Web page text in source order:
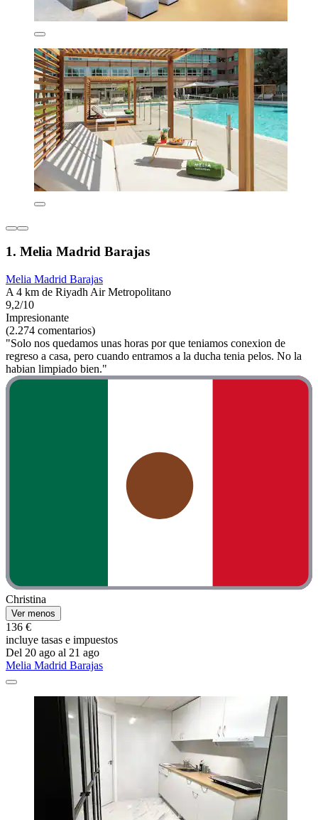
1. Melia Madrid Barajas
Melia Madrid Barajas
A 4 km de Riyadh Air Metropolitano
9,2/10
Impresionante
(2.274 comentarios)
"Solo nos quedamos unas horas por que teniamos conexion de
regreso a casa, pero cuando entramos a la ducha tenia pelos. No la
habian limpiado bien."
Christina
Ver menos
136 €
incluye tasas e impuestos
Del 20 ago al 21 ago
Melia Madrid Barajas